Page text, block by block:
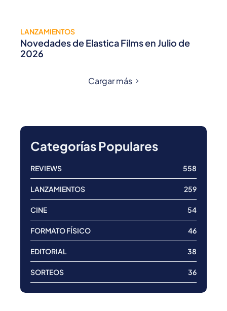
LANZAMIENTOS
Novedades de Elastica Films en Julio de
2026
Cargar más
Categorías Populares
REVIEWS 558
LANZAMIENTOS 259
CINE 54
FORMATO FÍSICO 46
EDITORIAL 38
SORTEOS 36